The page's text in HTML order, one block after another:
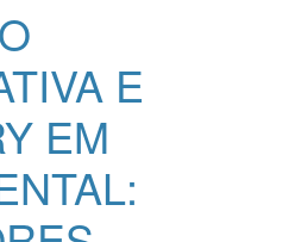
E
EM